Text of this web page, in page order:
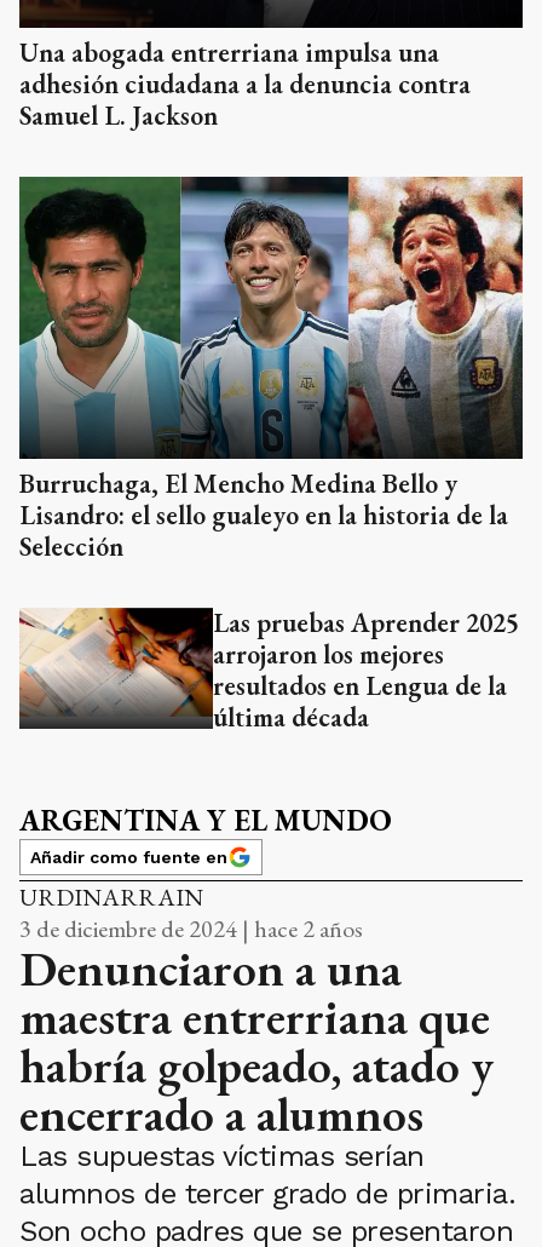
Una abogada entrerriana impulsa una
adhesión ciudadana a la denuncia contra
Samuel L. Jackson
Burruchaga, El Mencho Medina Bello y
Lisandro: el sello gualeyo en la historia de la
Selección
Las pruebas Aprender 2025
arrojaron los mejores
resultados en Lengua de la
última década
ARGENTINA Y EL MUNDO
Añadir como fuente en
URDINARRAIN
3 de diciembre de 2024 | hace 2 años
Denunciaron a una
maestra entrerriana que
habría golpeado, atado y
encerrado a alumnos
Las supuestas víctimas serían
alumnos de tercer grado de primaria.
Son ocho padres que se presentaron